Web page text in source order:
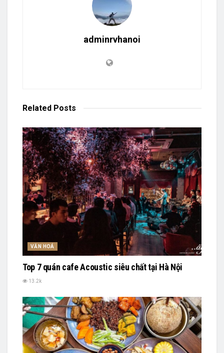
adminrvhanoi
Related Posts
VĂN HOÁ
Top 7 quán cafe Acoustic siêu chất tại Hà Nội
13.2k